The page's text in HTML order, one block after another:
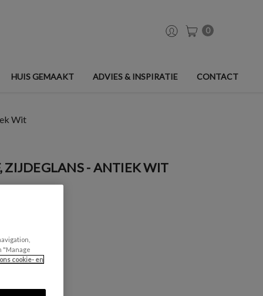
0
HUIS GEMAAKT ADVIES & INSPIRATIE CONTACT
Wit
ZIJDEGLANS - ANTIEK WIT
"Manage
cookie- en